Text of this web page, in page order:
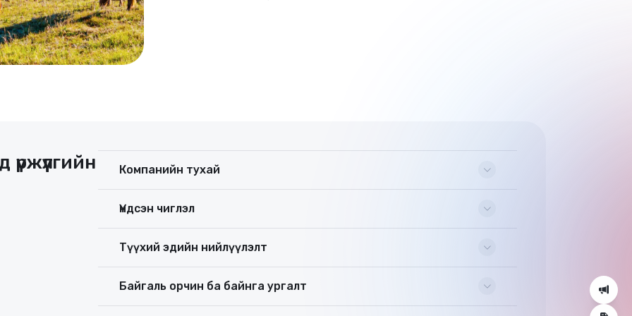
Компанийн тухай
Үндсэн чиглэл
Түүхий эдийн нийлүүлэлт
Байгаль орчин ба байнга ургалт